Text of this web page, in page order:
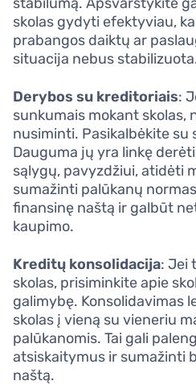
skolas gydyti efektyviau,
prabangos daiktų ar
situacija nebus
Derybos su kreditoriais:
sunkumais mokant skolas,
nusiminti. Pasikalbėkite su
Dauguma jų yra linkę
sąlygų, pavyzdžiui, atidėti
sumažinti palūkanų
finansinę naštą ir galbūt
kaupimo.
Kreditų konsolidacija: Jei
skolas, prisiminkite apie
galimybę. Konsolidavimas
skolas į vieną su vieneriu
palūkanomis. Tai gali
atsiskaitymus ir sumažinti
naštą.